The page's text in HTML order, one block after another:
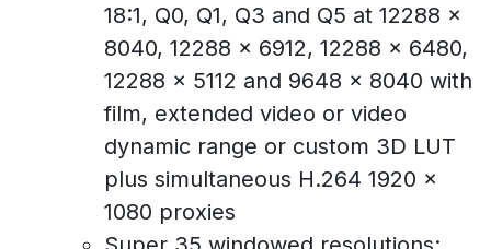
18:1, Q0, Q1, Q3 and Q5 at 12288 x
8040, 12288 x 6912, 12288 x 6480,
12288 x 5112 and 9648 x 8040 with
film, extended video or video
dynamic range or custom 3D LUT
plus simultaneous H.264 1920 x
1080 proxies